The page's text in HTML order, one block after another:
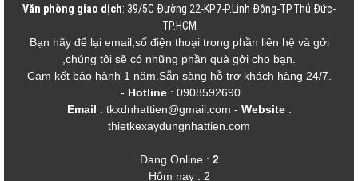
Văn phòng giao dịch: 39/5C Đường 22-KP7-P.Linh Đông-TP.Thủ Đức-
TP.HCM
Bạn hãy để lại email,số điện thoại trong phần liên hệ và gởi
,chúng tôi sẽ có những phần quà gởi cho bạn.
Cam kết bảo hành 1 năm.Sẵn sàng hỗ trợ khách hàng 24/7.
- Hotline : 0908592690
Email : tkxdnhattien@gmail.com - Website:
thietkexaydungnhattien.com
Đang Online : 2
Hôm nay : 2